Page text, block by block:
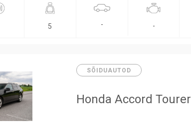
5 - -
SÕIDUAUTOD
Honda Accord Tourer